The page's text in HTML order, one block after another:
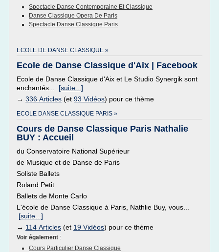
Spectacle Danse Contemporaine Et Classique
Danse Classique Opera De Paris
Spectacle Danse Classique Paris
ECOLE DE DANSE CLASSIQUE »
Ecole de Danse Classique d'Aix | Facebook
Ecole de Danse Classique d'Aix et Le Studio Synergik sont
enchantés... [suite...]
→ 336 Articles (et 93 Vidéos) pour ce thème
ECOLE DANSE CLASSIQUE PARIS »
Cours de Danse Classique Paris Nathalie
BUY : Accueil
du Conservatoire National Supérieur
de Musique et de Danse de Paris
Soliste Ballets
Roland Petit
Ballets de Monte Carlo
L'école de Danse Classique à Paris, Nathlie Buy, vous...
[suite...]
→ 114 Articles (et 19 Vidéos) pour ce thème
Voir également :
Cours Particulier Danse Classique